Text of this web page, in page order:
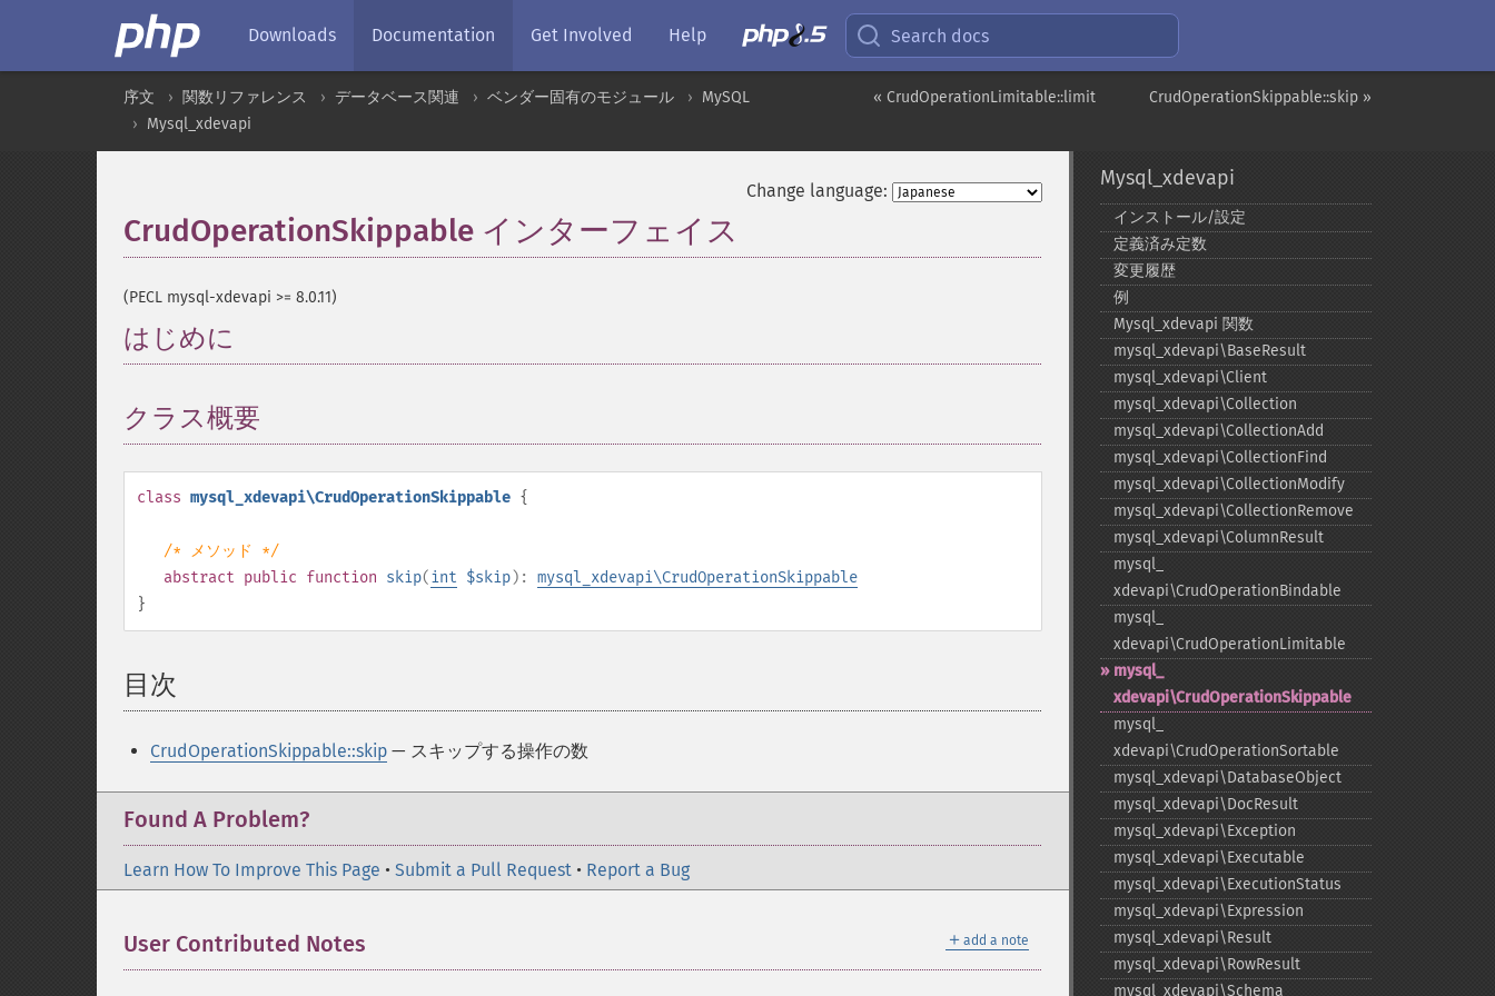
Downloads Documentation Get Involved Help Search docs
CrudOperationSkippable::skip »
« CrudOperationLimitable::limit
序文 関数リファレンス データベース関連 ベンダー固有のモジュール
MySQL
Mysql_xdevapi
Change language:
CrudOperationSkippable インターフェイス
(PECL mysql-xdevapi >= 8.0.11)
はじめに
クラス概要
class mysql_xdevapi\CrudOperationSkippable {
/* メソッド */
abstract public function skip(int $skip): mysql_xdevapi\CrudOperationSkippable
}
目次
CrudOperationSkippable::skip — スキップする操作の数
Found A Problem?
Learn How To Improve This Page • Submit a Pull Request • Report a Bug
＋ add a note
User Contributed Notes
Mysql_xdevapi
インストール/設定
定義済み定数
変更履歴
例
Mysql_​xdevapi 関数
mysql_​xdevapi\BaseResult
mysql_​xdevapi\Client
mysql_​xdevapi\Collection
mysql_​xdevapi\CollectionAdd
mysql_​xdevapi\CollectionFind
mysql_​xdevapi\CollectionModify
mysql_​xdevapi\CollectionRemove
mysql_​xdevapi\ColumnResult
mysql_​
xdevapi\CrudOperationBindable
mysql_​
xdevapi\CrudOperationLimitable
mysql_​
xdevapi\CrudOperationSkippable
mysql_​
xdevapi\CrudOperationSortable
mysql_​xdevapi\DatabaseObject
mysql_​xdevapi\DocResult
mysql_​xdevapi\Exception
mysql_​xdevapi\Executable
mysql_​xdevapi\ExecutionStatus
mysql_​xdevapi\Expression
mysql_​xdevapi\Result
mysql_​xdevapi\RowResult
mysql_​xdevapi\Schema